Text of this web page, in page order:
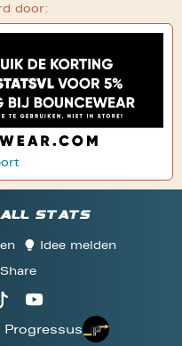
door:
stats
Idee melden